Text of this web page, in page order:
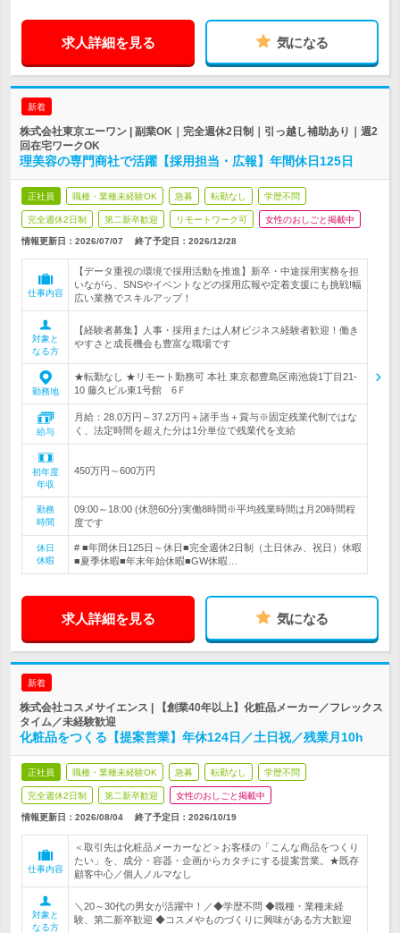
求人詳細を見る 気になる
新着
株式会社東京エーワン | 副業OK｜完全週休2日制｜引っ越し補助あり｜週2
回在宅ワークOK
理美容の専門商社で活躍【採用担当・広報】年間休日125日
正社員 職種・業種未経験OK 急募 転勤なし 学歴不問
完全週休2日制 第二新卒歓迎 リモートワーク可 女性のおしごと掲載中
情報更新日：2026/07/07 終了予定日： 2026/12/28
仕事内容
【データ重視の環境で採用活動を推進】新卒・中途採用実務を担
いながら、SNSやイベントなどの採用広報や定着支援にも挑戦!幅
広い業務でスキルアップ！
対象と
なる方
【経験者募集】人事・採用または人材ビジネス経験者歓迎！働き
やすさと成長機会も豊富な職場です
勤務地
★転勤なし ★リモート勤務可 本社 東京都豊島区南池袋1丁目21-
10 藤久ビル東1号館 6Ｆ
給与
月給：28.0万円～37.2万円＋諸手当＋賞与※固定残業代制ではな
く、法定時間を超えた分は1分単位で残業代を支給
初年度
年収
450万円～600万円
勤務
時間
09:00～18:00 (休憩60分)実働8時間※平均残業時間は月20時間程
度です
休日
休暇
# ■年間休日125日～休日■完全週休2日制（土日休み、祝日）休暇
■夏季休暇■年末年始休暇■GW休暇…
求人詳細を見る 気になる
新着
株式会社コスメサイエンス | 【創業40年以上】化粧品メーカー／フレックス
タイム／未経験歓迎
化粧品をつくる【提案営業】年休124日／土日祝／残業月10h
正社員 職種・業種未経験OK 急募 転勤なし 学歴不問
完全週休2日制 第二新卒歓迎 女性のおしごと掲載中
情報更新日：2026/08/04 終了予定日： 2026/10/19
仕事内容
＜取引先は化粧品メーカーなど＞お客様の「こんな商品をつくり
たい」を、成分・容器・企画からカタチにする提案営業。★既存
顧客中心／個人ノルマなし
対象と
なる方
＼20～30代の男女が活躍中！／◆学歴不問 ◆職種・業種未経
験、第二新卒歓迎 ◆コスメやものづくりに興味がある方大歓迎